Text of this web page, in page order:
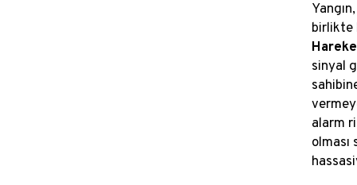
birlikte
sinyal
alarm